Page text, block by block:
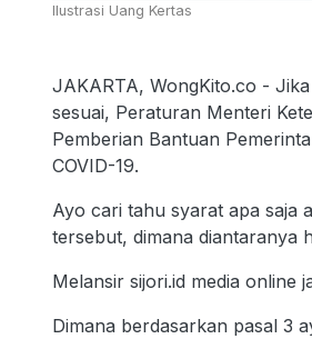
Ilustrasi Uang Kertas
JAKARTA, WongKito.co -
sesuai, Peraturan Menteri
Pemberian Bantuan
COVID-19.
Ayo cari tahu syarat apa saja
tersebut, dimana diantaranya
Melansir sijori.id media online
Dimana berdasarkan pasal 3